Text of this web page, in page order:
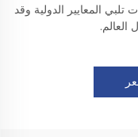
تلبي المعايير الدولية وقد
العالم.